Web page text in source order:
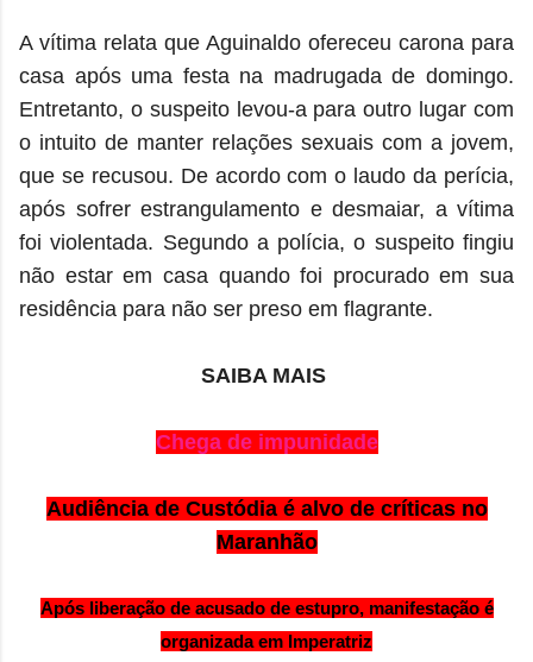
A vítima relata que Aguinaldo ofereceu carona para
casa após uma festa na madrugada de domingo.
Entretanto, o suspeito levou-a para outro lugar com
o intuito de manter relações sexuais com a jovem,
que se recusou. De acordo com o laudo da perícia,
após sofrer estrangulamento e desmaiar, a vítima
foi violentada. Segundo a polícia, o suspeito fingiu
não estar em casa quando foi procurado em sua
residência para não ser preso em flagrante.
SAIBA MAIS
Chega de impunidade
Audiência de Custódia é alvo de críticas no
Maranhão
Após liberação de acusado de estupro, manifestação é
organizada em Imperatriz